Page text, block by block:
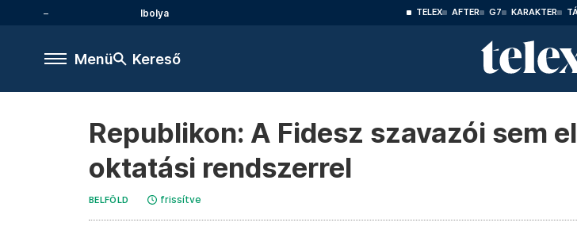
Ibolya TELEX AFTER G7 KARAKTER
Menü Kereső
Republikon: A Fidesz szavazói sem
oktatási rendszerrel
BELFÖLD frissítve